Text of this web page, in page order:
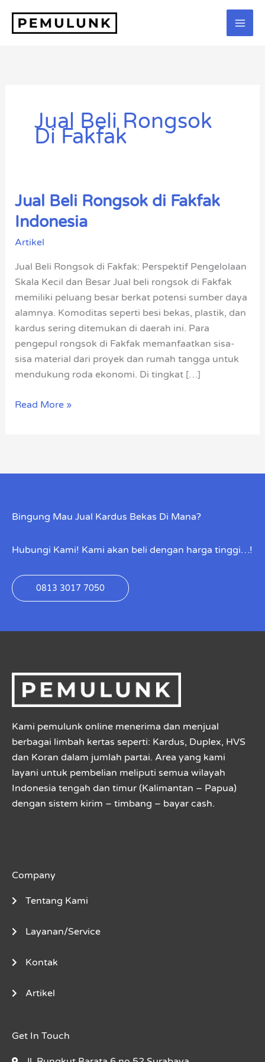
Jual Beli Rongsok
Di Fakfak
Jual Beli Rongsok di Fakfak
Indonesia
Artikel
Jual Beli Rongsok di Fakfak: Perspektif Pengelolaan
Skala Kecil dan Besar Jual beli rongsok di Fakfak
memiliki peluang besar berkat potensi sumber daya
alamnya. Komoditas seperti besi bekas, plastik, dan
kardus sering ditemukan di daerah ini. Para
pengepul rongsok di Fakfak memanfaatkan sisa-
sisa material dari proyek dan rumah tangga untuk
mendukung roda ekonomi. Di tingkat […]
Jual
Beli
Rongsok
di
Read More »
Bingung Mau Jual Kardus Bekas Di Mana?
Hubungi Kami! Kami akan beli dengan harga tinggi…!
0813 3017 7050
Kami pemulunk online menerima dan menjual
berbagai limbah kertas seperti: Kardus, Duplex, HVS
dan Koran dalam jumlah partai. Area yang kami
layani untuk pembelian meliputi semua wilayah
Indonesia tengah dan timur (Kalimantan – Papua)
dengan sistem kirim – timbang – bayar cash.
Company
Tentang Kami
Layanan/Service
Kontak
Artikel
Get In Touch